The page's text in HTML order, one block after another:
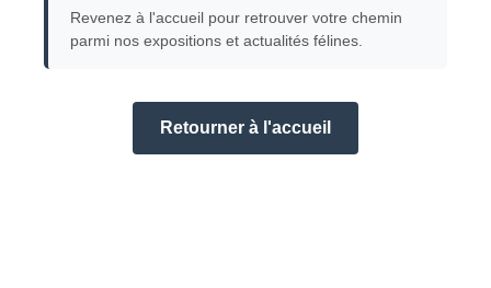
Revenez à l'accueil pour retrouver votre chemin
parmi nos expositions et actualités félines.
Retourner à l'accueil